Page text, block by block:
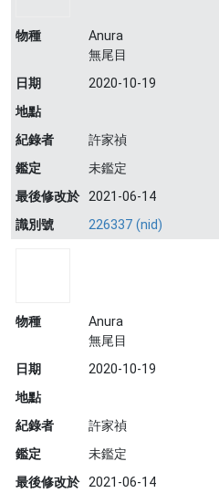
物種
Anura
無尾目
日期
2020-10-19
地點
紀錄者
許家禎
鑑定
未鑑定
最後修改於 2021-06-14
識別號
226337 (nid)
物種
Anura
無尾目
日期
2020-10-19
地點
紀錄者
許家禎
鑑定
未鑑定
最後修改於 2021-06-14